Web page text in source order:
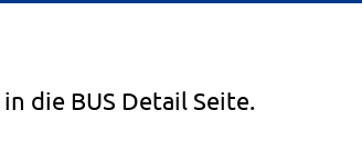
in die BUS Detail Seite.